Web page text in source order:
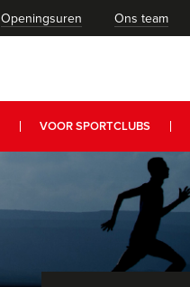
Openingsuren Ons team
VOOR SPORTCLUBS